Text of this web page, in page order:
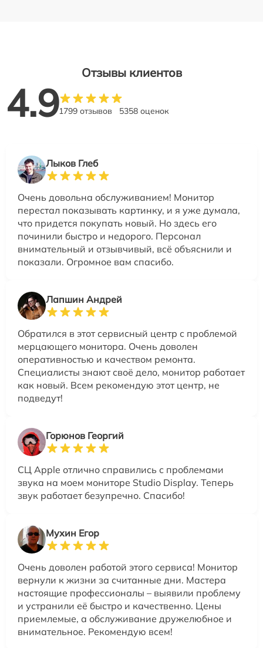
Отзывы клиентов
4.91799 отзывов 5358 оценок
Лыков Глеб
Очень довольна обслуживанием! Монитор
перестал показывать картинку, и я уже думала,
что придется покупать новый. Но здесь его
починили быстро и недорого. Персонал
внимательный и отзывчивый, всё объяснили и
показали. Огромное вам спасибо.
Лапшин Андрей
Обратился в этот сервисный центр с проблемой
мерцающего монитора. Очень доволен
оперативностью и качеством ремонта.
Специалисты знают своё дело, монитор работает
как новый. Всем рекомендую этот центр, не
подведут!
Горюнов Георгий
СЦ Apple отлично справились с проблемами
звука на моем мониторе Studio Display. Теперь
звук работает безупречно. Спасибо!
Мухин Егор
Очень доволен работой этого сервиса! Монитор
вернули к жизни за считанные дни. Мастера
настоящие профессионалы – выявили проблему
и устранили её быстро и качественно. Цены
приемлемые, а обслуживание дружелюбное и
внимательное. Рекомендую всем!